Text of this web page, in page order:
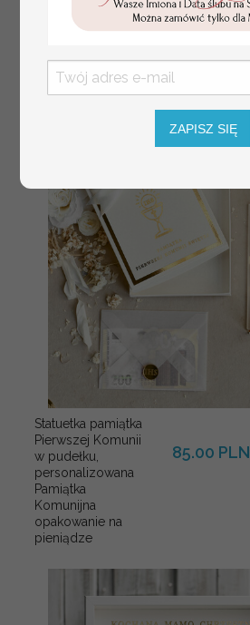
Prezent dla dziecka na narodziny
welurowy album na zdjęcia,
Statuetka pamiątka
Pierwszej Komunii
w pudełku,
personalizowana
Pamiątka
Komunijna
opakowanie na
pieniądze
85.00 PLN
ZAPISZ SIĘ